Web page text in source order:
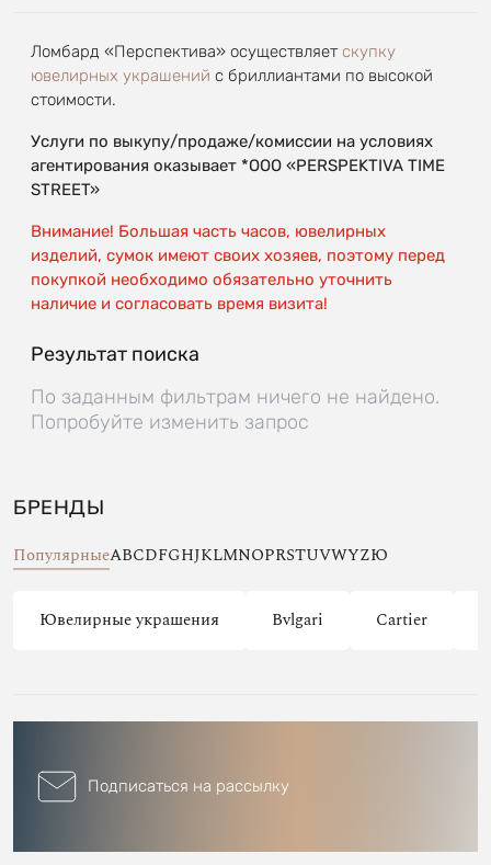
Ломбард «Перспектива» осуществляет скупку
ювелирных украшений с бриллиантами по высокой
стоимости.
Услуги по выкупу/продаже/комиссии на условиях
агентирования оказывает *OOO «PERSPEKTIVA TIME
STREET»
Внимание! Большая часть часов, ювелирных
изделий, сумок имеют своих хозяев, поэтому перед
покупкой необходимо обязательно уточнить
наличие и согласовать время визита!
Результат поиска
По заданным фильтрам ничего не найдено.
Попробуйте изменить запрос
БРЕНДЫ
ПопулярныеABCDFGHJKLMNOPRSTUVWYZЮ
Ювелирные украшения Bvlgari Cartier
Подписаться на рассылку